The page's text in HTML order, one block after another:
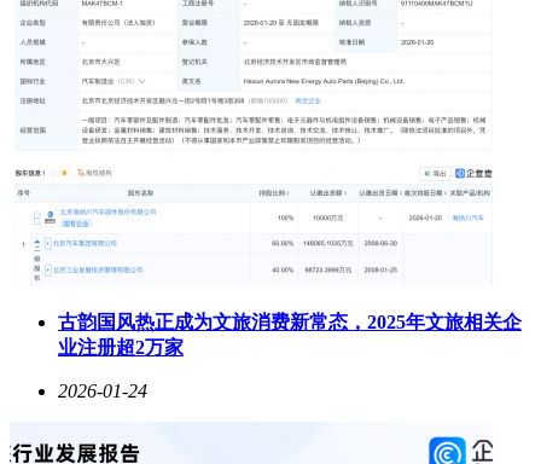
古韵国风热正成为文旅消费新常态，2025年文旅相关企
业注册超2万家
2026-01-24